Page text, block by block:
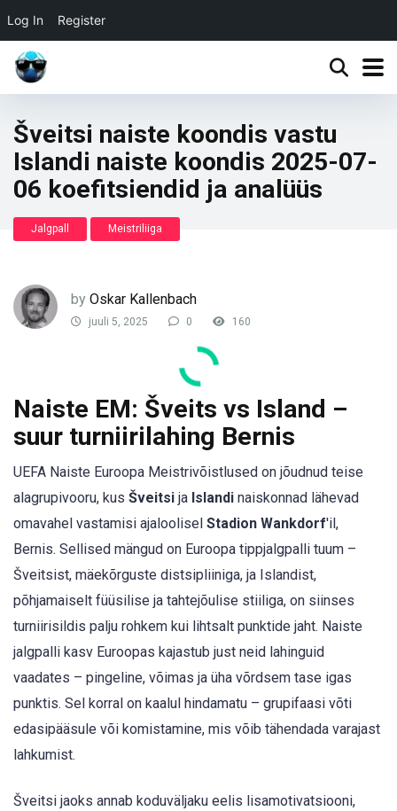
Log In Register
Šveitsi naiste koondis vastu
Islandi naiste koondis 2025-07-
06 koefitsiendid ja analüüs
Jalgpall Meistriliiga
by Oskar Kallenbach
juuli 5, 2025 0 160
Naiste EM: Šveits vs Island –
suur turniirilahing Bernis
UEFA Naiste Euroopa Meistrivõistlused on jõudnud teise
alagrupivooru, kus Šveitsi ja Islandi naiskonnad lähevad
omavahel vastamisi ajaloolisel Stadion Wankdorf'il,
Bernis. Sellised mängud on Euroopa tippjalgpalli tuum –
Šveitsist, mäekõrguste distsipliiniga, ja Islandist,
põhjamaiselt füüsilise ja tahtejõulise stiiliga, on siinses
turniirisildis palju rohkem kui lihtsalt punktide jaht. Naiste
jalgpalli kasv Euroopas kajastub just neid lahinguid
vaadates – pingeline, võimas ja üha võrdsem tase igas
punktis. Sel korral on kaalul hindamatu – grupifaasi võti
edasipääsule või komistamine, mis võib tähendada varajast
lahkumist.
Šveitsi jaoks annab koduväljaku eelis lisamotivatsiooni,